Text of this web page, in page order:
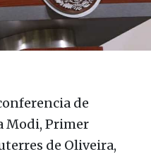
de
Modi, Primer
de Oliveira,